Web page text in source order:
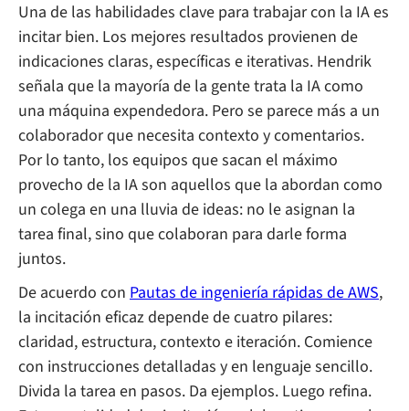
Una de las habilidades clave para trabajar con la IA es
incitar bien. Los mejores resultados provienen de
indicaciones claras, específicas e iterativas. Hendrik
señala que la mayoría de la gente trata la IA como
una máquina expendedora. Pero se parece más a un
colaborador que necesita contexto y comentarios.
Por lo tanto, los equipos que sacan el máximo
provecho de la IA son aquellos que la abordan como
un colega en una lluvia de ideas: no le asignan la
tarea final, sino que colaboran para darle forma
juntos.
De acuerdo con Pautas de ingeniería rápidas de AWS,
la incitación eficaz depende de cuatro pilares:
claridad, estructura, contexto e iteración. Comience
con instrucciones detalladas y en lenguaje sencillo.
Divida la tarea en pasos. Da ejemplos. Luego refina.